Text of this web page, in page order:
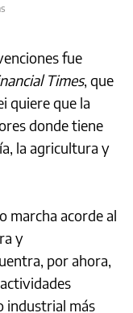
fue
Times, que
quiere que la
donde tiene
la agricultura y
marcha acorde al
y
por ahora,
industrial más